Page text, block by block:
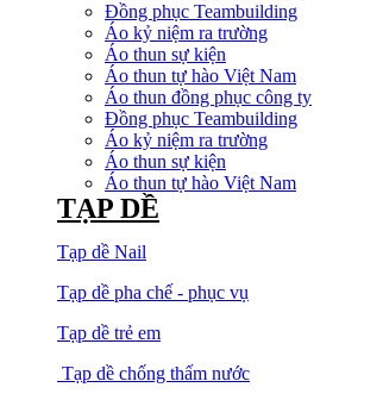
Đồng phục Teambuilding
Áo kỷ niệm ra trường
Áo thun sự kiện
Áo thun tự hào Việt Nam
Áo thun đồng phục công ty
Đồng phục Teambuilding
Áo kỷ niệm ra trường
Áo thun sự kiện
Áo thun tự hào Việt Nam
TẠP DỀ
Tạp dề Nail
Tạp dề pha chế - phục vụ
Tạp dề trẻ em
Tạp dề chống thấm nước